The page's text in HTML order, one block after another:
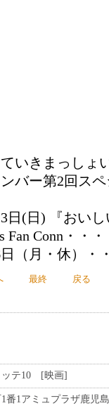
ていきまっしょ
バー第2回ス
日(日) 『おい
Fan Conn・・・
日（月・休）・
最終 戻る
ッテ10 [映画]
番1アミュプラザ鹿児島